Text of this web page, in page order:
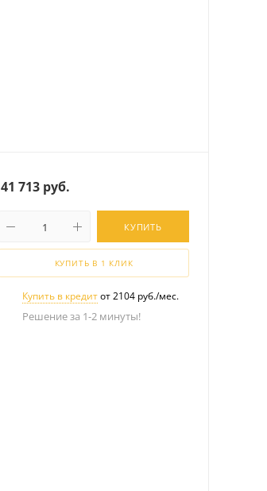
41 713 руб.
КУПИТЬ
КУПИТЬ В 1 КЛИК
Купить в кредитот 2104 руб./мес.
Решение за 1-2 минуты!